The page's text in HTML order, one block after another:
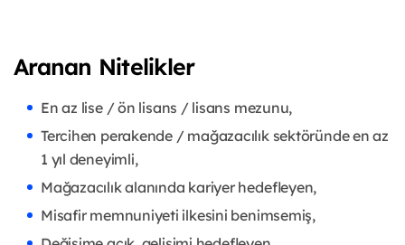
Aranan Nitelikler
En az lise / ön lisans / lisans mezunu,
Tercihen perakende / mağazacılık sektöründe en az
1 yıl deneyimli,
Mağazacılık alanında kariyer hedefleyen,
Misafir memnuniyeti ilkesini benimsemiş,